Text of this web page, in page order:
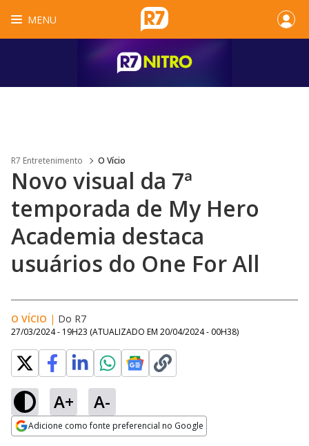
MENU
R7 Entretenimento O Vício
Novo visual da 7ª
temporada de My Hero
Academia destaca
usuários do One For All
O VÍCIO | Do R7
27/03/2024 - 19H23 (ATUALIZADO EM 20/04/2024 - 00H38)
A+ A-
Adicione como fonte preferencial no Google